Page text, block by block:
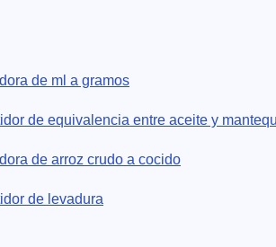
de dilución de alcohol para
comida, calcula cuánto necesitas
de ml a gramos
de equivalencia entre aceite y
de arroz crudo a cocido
de levadura